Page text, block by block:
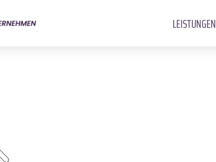
LEISTUNGEN